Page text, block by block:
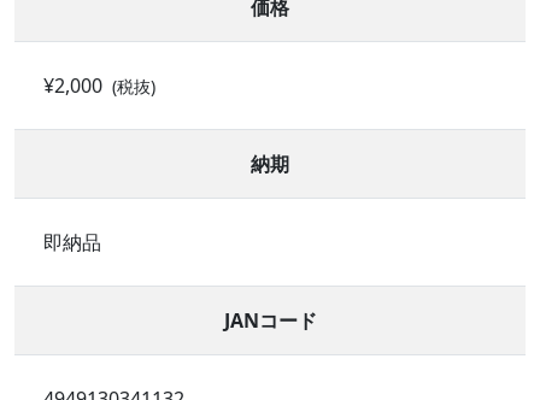
価格
¥2,000 (税抜)
納期
即納品
JANコード